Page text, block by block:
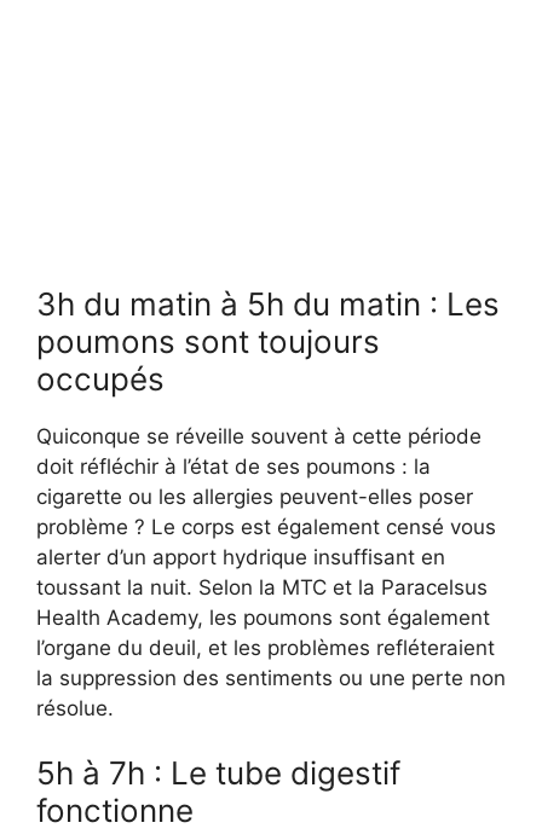
3h du matin à 5h du matin : Les
poumons sont toujours
occupés
Quiconque se réveille souvent à cette période
doit réfléchir à l’état de ses poumons : la
cigarette ou les allergies peuvent-elles poser
problème ? Le corps est également censé vous
alerter d’un apport hydrique insuffisant en
toussant la nuit. Selon la MTC et la Paracelsus
Health Academy, les poumons sont également
l’organe du deuil, et les problèmes refléteraient
la suppression des sentiments ou une perte non
résolue.
5h à 7h : Le tube digestif
fonctionne